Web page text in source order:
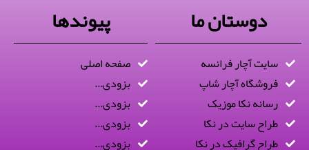
دوستان ما
سایت آچار فرانسه
فروشگاه آچار شاپ
رسانه نکا موزیک
طراح سایت در نکا
طراح گرافیک در نکا
پیوندها
صفحه اصلی
بزودی...
بزودی...
بزودی...
بزودی...